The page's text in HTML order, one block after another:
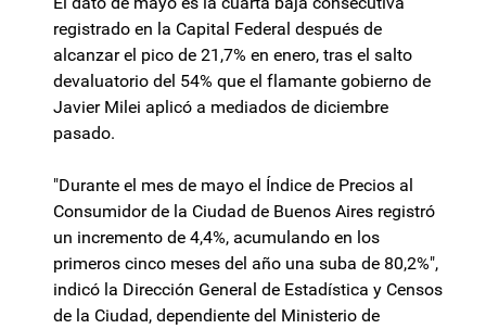
registrado en la Capital Federal después de
alcanzar el pico de 21,7% en enero, tras el salto
devaluatorio del 54% que el flamante gobierno de
Javier Milei aplicó a mediados de diciembre
pasado.
"Durante el mes de mayo el Índice de Precios al
Consumidor de la Ciudad de Buenos Aires registró
un incremento de 4,4%, acumulando en los
primeros cinco meses del año una suba de 80,2%",
indicó la Dirección General de Estadística y Censos
de la Ciudad, dependiente del Ministerio de